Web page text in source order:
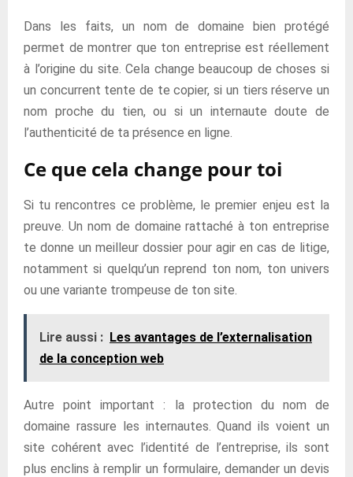
Dans les faits, un nom de domaine bien protégé
permet de montrer que ton entreprise est réellement
à l’origine du site. Cela change beaucoup de choses si
un concurrent tente de te copier, si un tiers réserve un
nom proche du tien, ou si un internaute doute de
l’authenticité de ta présence en ligne.
Ce que cela change pour toi
Si tu rencontres ce problème, le premier enjeu est la
preuve. Un nom de domaine rattaché à ton entreprise
te donne un meilleur dossier pour agir en cas de litige,
notamment si quelqu’un reprend ton nom, ton univers
ou une variante trompeuse de ton site.
Lire aussi : Les avantages de l’externalisation
de la conception web
Autre point important : la protection du nom de
domaine rassure les internautes. Quand ils voient un
site cohérent avec l’identité de l’entreprise, ils sont
plus enclins à remplir un formulaire, demander un devis